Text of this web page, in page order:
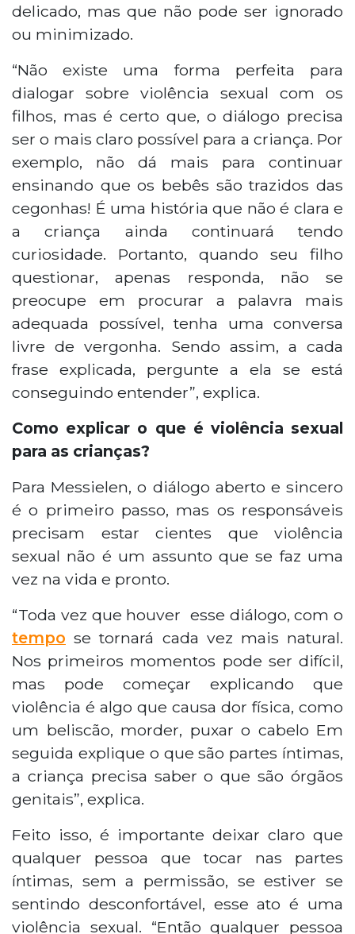
delicado, mas que não pode ser ignorado
ou minimizado.
“Não existe uma forma perfeita para
dialogar sobre violência sexual com os
filhos, mas é certo que, o diálogo precisa
ser o mais claro possível para a criança. Por
exemplo, não dá mais para continuar
ensinando que os bebês são trazidos das
cegonhas! É uma história que não é clara e
a criança ainda continuará tendo
curiosidade. Portanto, quando seu filho
questionar, apenas responda, não se
preocupe em procurar a palavra mais
adequada possível, tenha uma conversa
livre de vergonha. Sendo assim, a cada
frase explicada, pergunte a ela se está
conseguindo entender”, explica.
Como explicar o que é violência sexual
para as crianças?
Para Messielen, o diálogo aberto e sincero
é o primeiro passo, mas os responsáveis
precisam estar cientes que violência
sexual não é um assunto que se faz uma
vez na vida e pronto.
“Toda vez que houver esse diálogo, com o
tempo se tornará cada vez mais natural.
Nos primeiros momentos pode ser difícil,
mas pode começar explicando que
violência é algo que causa dor física, como
um beliscão, morder, puxar o cabelo Em
seguida explique o que são partes íntimas,
a criança precisa saber o que são órgãos
genitais”, explica.
Feito isso, é importante deixar claro que
qualquer pessoa que tocar nas partes
íntimas, sem a permissão, se estiver se
sentindo desconfortável, esse ato é uma
violência sexual. “Então qualquer pessoa